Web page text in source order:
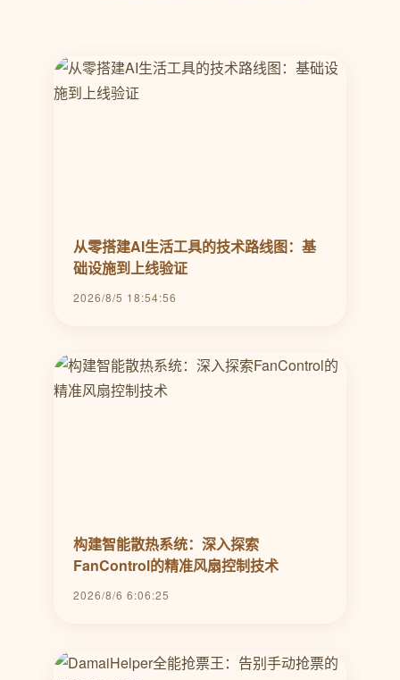
从零搭建AI生活工具的技术路线图：基
础设施到上线验证
2026/8/5 18:54:56
构建智能散热系统：深入探索
FanControl的精准风扇控制技术
2026/8/6 6:06:25